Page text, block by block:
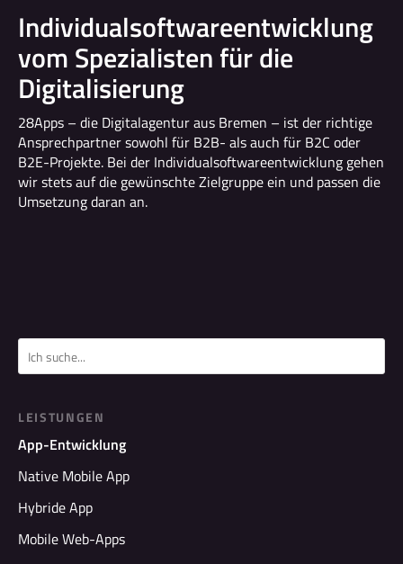
Individualsoftwareentwicklung
vom Spezialisten für die
Digitalisierung
28Apps – die Digitalagentur aus Bremen – ist der richtige
Ansprechpartner sowohl für B2B- als auch für B2C oder
B2E-Projekte. Bei der Individualsoftwareentwicklung gehen
wir stets auf die gewünschte Zielgruppe ein und passen die
Umsetzung daran an.
LEISTUNGEN
App-Entwicklung
Native Mobile App
Hybride App
Mobile Web-Apps